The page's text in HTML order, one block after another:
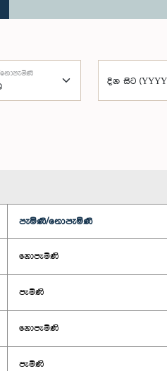
දින සිට
පැමිණි/නොපැමිණි
නොපැමිණි
පැමිණි
නොපැමිණි
පැමිණි